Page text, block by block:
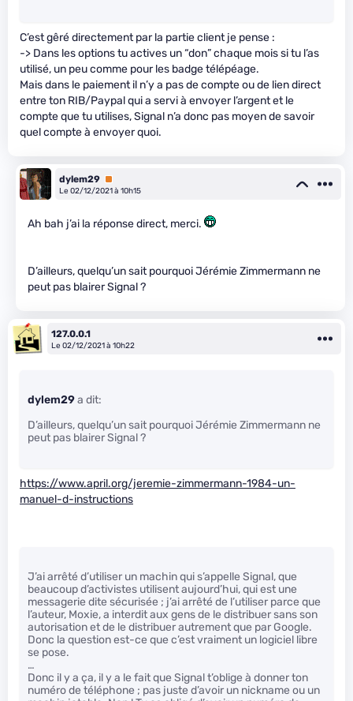
C’est gêré directement par la partie client je pense :
-> Dans les options tu actives un “don” chaque mois si tu l’as
utilisé, un peu comme pour les badge télépéage.
Mais dans le paiement il n’y a pas de compte ou de lien direct
entre ton RIB/Paypal qui a servi à envoyer l’argent et le
compte que tu utilises, Signal n’a donc pas moyen de savoir
quel compte à envoyer quoi.
dylem29 Premium
Le 02/12/2021 à 10h15
Ah bah j’ai la réponse direct, merci.
D’ailleurs, quelqu’un sait pourquoi Jérémie Zimmermann ne
peut pas blairer Signal ?
127.0.0.1
Le 02/12/2021 à 10h22
dylem29a dit:
D’ailleurs, quelqu’un sait pourquoi Jérémie Zimmermann ne
peut pas blairer Signal ?
https://www.april.org/jeremie-zimmermann-1984-un-
manuel-d-instructions
J’ai arrêté d’utiliser un machin qui s’appelle Signal, que
beaucoup d’activistes utilisent aujourd’hui, qui est une
messagerie dite sécurisée ; j’ai arrêté de l’utiliser parce que
l’auteur, Moxie, a interdit aux gens de le distribuer sans son
autorisation et de le distribuer autrement que par Google.
Donc la question est-ce que c’est vraiment un logiciel libre
se pose.
…
Donc il y a ça, il y a le fait que Signal t’oblige à donner ton
numéro de téléphone ; pas juste d’avoir un nickname ou un